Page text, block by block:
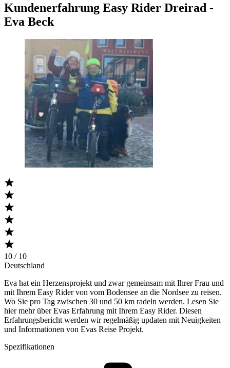
Kundenerfahrung Easy Rider Dreirad -
Eva Beck
10 / 10
Deutschland
Eva hat ein Herzensprojekt und zwar gemeinsam mit Ihrer Frau und
mit Ihrem Easy Rider von vom Bodensee an die Nordsee zu reisen.
Wo Sie pro Tag zwischen 30 und 50 km radeln werden. Lesen Sie
hier mehr über Evas Erfahrung mit Ihrem Easy Rider. Diesen
Erfahrungsbericht werden wir regelmäßig updaten mit Neuigkeiten
und Informationen von Evas Reise Projekt.
Spezifikationen